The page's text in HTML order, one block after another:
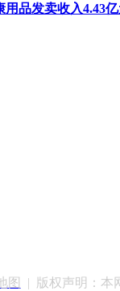
品发卖收入4.43
图 | 版权声明：本